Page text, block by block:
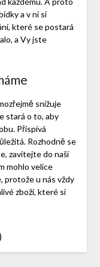
a v ní si
které se postará
a Vy jste
snižuje
stará o to, aby
Přispívá
Rozhodně se
zavítejte do naší
mohlo velice
protože u nás vždy
zboží, které si